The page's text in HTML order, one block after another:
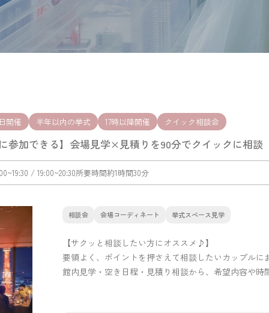
開催 半年以内の挙式 17時以降開催 クイック相談会
参加できる】会場見学×見積りを90分でクイックに相談
/ 19:00~20:30所要時間約1時間30分
相談会 会場コーディネート 挙式スペース見学
【サクッと相談したい方にオススメ♪】
要領よく、ポイントを押さえて相談したいカップルに
館内見学・空き日程・見積り相談から、希望内容や